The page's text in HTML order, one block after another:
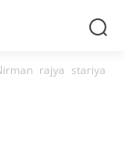
rajya stariya